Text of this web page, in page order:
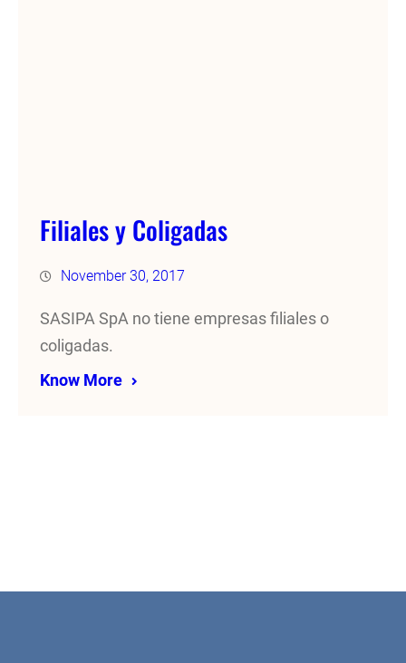
Filiales y Coligadas
November 30, 2017
SASIPA SpA no tiene empresas filiales o
coligadas.
Know More